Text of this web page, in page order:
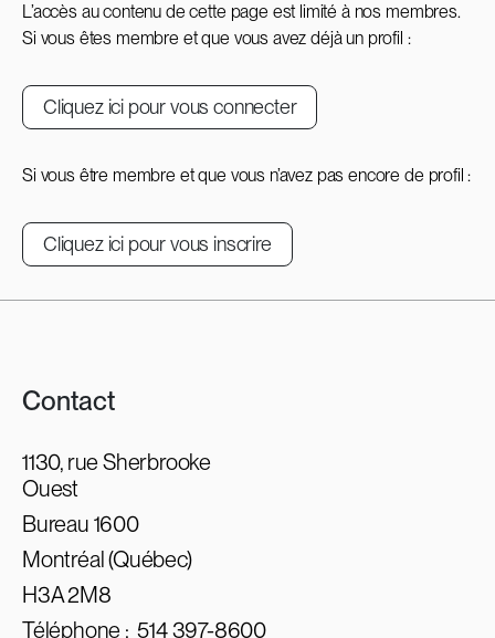
L’accès au contenu de cette page est limité à nos membres.
Si vous êtes membre et que vous avez déjà un profil :
Cliquez ici pour vous connecter
Si vous être membre et que vous n’avez pas encore de profil :
Cliquez ici pour vous inscrire
Contact
1130, rue Sherbrooke
Ouest
Bureau 1600
Montréal (Québec)
H3A 2M8
Téléphone :514 397-8600